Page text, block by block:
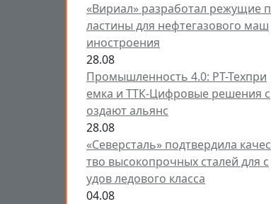
«Вириал» разработал режущие п
ластины для нефтегазового маш
иностроения
28.08
Промышленность 4.0: РТ-Техпри
емка и ТТК-Цифровые решения с
оздают альянс
28.08
«Северсталь» подтвердила качес
тво высокопрочных сталей для с
удов ледового класса
04.08